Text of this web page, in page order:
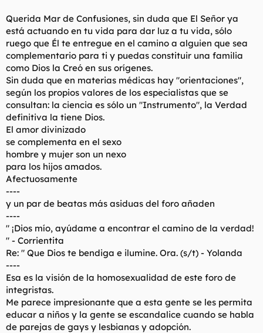
Querida Mar de Confusiones, sin duda que El Señor ya
está actuando en tu vida para dar luz a tu vida, sólo
ruego que Él te entregue en el camino a alguien que sea
complementario para ti y puedas constituir una familia
como Dios la Creó en sus orígenes.
Sin duda que en materias médicas hay "orientaciones",
según los propios valores de los especialistas que se
consultan: la ciencia es sólo un "Instrumento", la Verdad
definitiva la tiene Dios.
El amor divinizado
se complementa en el sexo
hombre y mujer son un nexo
para los hijos amados.
Afectuosamente
----
y un par de beatas más asiduas del foro añaden
----
" ¡Dios mío, ayúdame a encontrar el camino de la verdad!
" - Corrientita
Re: " Que Dios te bendiga e ilumine. Ora. (s/t) - Yolanda
----
Esa es la visión de la homosexualidad de este foro de
integristas.
Me parece impresionante que a esta gente se les permita
educar a niños y la gente se escandalice cuando se habla
de parejas de gays y lesbianas y adopción.